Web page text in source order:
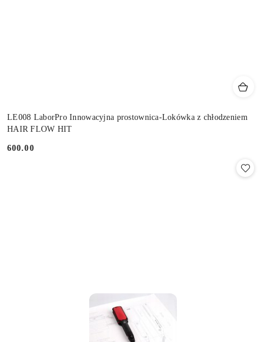
LE008 LaborPro Innowacyjna prostownica-Lokówka z chłodzeniem
HAIR FLOW HIT
Cena:
600.00